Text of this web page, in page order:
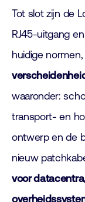
Tot slot zijn de
RJ45-uitgang
huidige
waaronder:
transport- en
ontwerp en de
nieuw
voor